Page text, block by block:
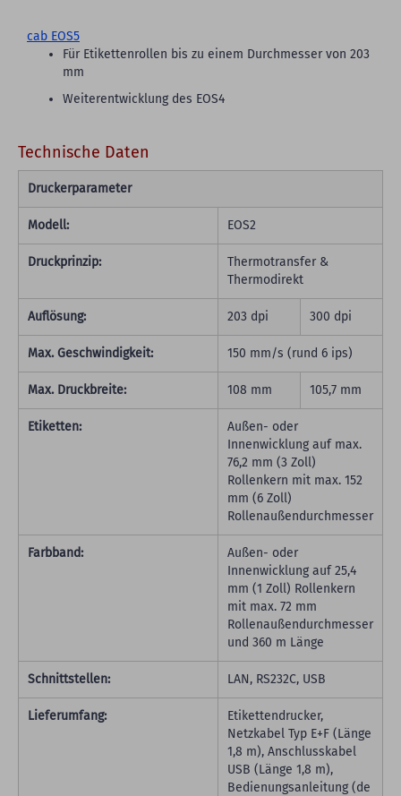
cab EOS5
Für Etikettenrollen bis zu einem Durchmesser von 203
mm
Weiterentwicklung des EOS4
Technische Daten
Druckerparameter
Modell: EOS2
Druckprinzip:
Thermotransfer &
Thermodirekt
Auflösung: 203 dpi 300 dpi
Max. Geschwindigkeit: 150 mm/s (rund 6 ips)
Max. Druckbreite: 108 mm 105,7 mm
Etiketten:
Außen- oder
Innenwicklung auf max.
76,2 mm (3 Zoll)
Rollenkern mit max. 152
mm (6 Zoll)
Rollenaußendurchmesser
Farbband:
Außen- oder
Innenwicklung auf 25,4
mm (1 Zoll) Rollenkern
mit max. 72 mm
Rollenaußendurchmesser
und 360 m Länge
Schnittstellen: LAN, RS232C, USB
Lieferumfang:
Etikettendrucker,
Netzkabel Typ E+F (Länge
1,8 m), Anschlusskabel
USB (Länge 1,8 m),
Bedienungsanleitung (de